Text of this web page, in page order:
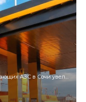
АЗС в Сочи увеличилось до 53